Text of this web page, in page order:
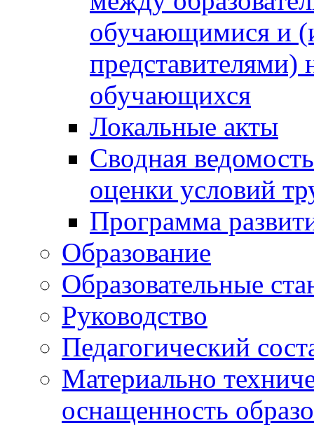
обучающимися и
представителями)
обучающихся
Локальные акты
Сводная
оценки условий
Программа
Образование
Образовательные
Руководство
Педагогический
Материально
оснащенность